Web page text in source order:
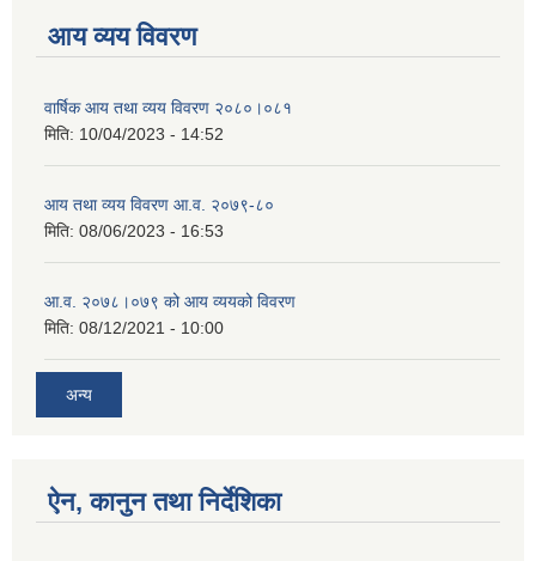
आय व्यय विवरण
वार्षिक आय तथा व्यय विवरण २०८०।०८१
मिति: 10/04/2023 - 14:52
आय तथा व्यय विवरण आ.व. २०७९-८०
मिति: 08/06/2023 - 16:53
आ.व. २०७८।०७९ को आय व्ययको विवरण
मिति: 08/12/2021 - 10:00
अन्य
ऐन, कानुन तथा निर्देशिका